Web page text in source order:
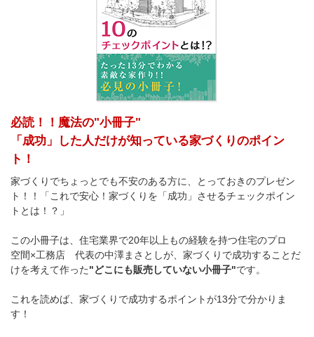
必読！！魔法の"小冊子"
「成功」した人だけが知っている家づくりのポイン
ト！
家づくりでちょっとでも不安のある方に、とっておきのプレゼン
ト！！「これで安心！家づくりを「成功」させるチェックポイン
トとは！？」
この小冊子は、住宅業界で20年以上もの経験を持つ住宅のプロ
空間×工務店 代表の中澤まさとしが、家づくりで成功することだ
けを考えて作った"どこにも販売していない小冊子"です。
これを読めば、家づくりで成功するポイントが13分で分かりま
す！